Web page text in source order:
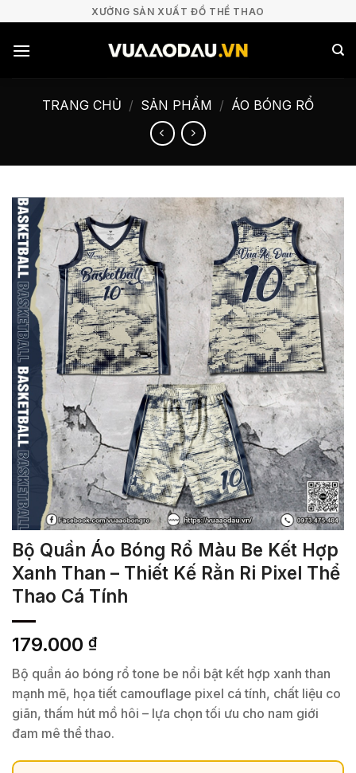
nội
XƯỞNG SẢN XUẤT ĐỒ THỂ THAO
TRANG CHỦ / SẢN PHẨM / ÁO BÓNG RỔ
Bộ Quần Áo Bóng Rổ Màu Be Kết Hợp
Xanh Than – Thiết Kế Rằn Ri Pixel Thể
Thao Cá Tính
179.000 ₫
Bộ quần áo bóng rổ tone be nổi bật kết hợp xanh than
mạnh mẽ, họa tiết camouflage pixel cá tính, chất liệu co
giãn, thấm hút mồ hôi – lựa chọn tối ưu cho nam giới
đam mê thể thao.